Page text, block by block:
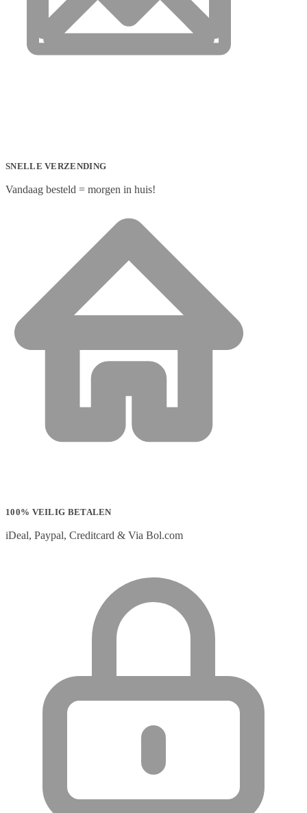
SNELLE VERZENDING
Vandaag besteld = morgen in huis!
100% VEILIG BETALEN
iDeal, Paypal, Creditcard & Via Bol.com